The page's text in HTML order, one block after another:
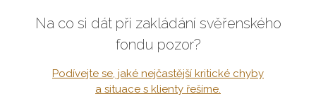
Na co si dát při zakládání svěřenského
fondu pozor?
Podívejte se, jaké nejčastější kritické chyby
a situace s klienty řešíme.